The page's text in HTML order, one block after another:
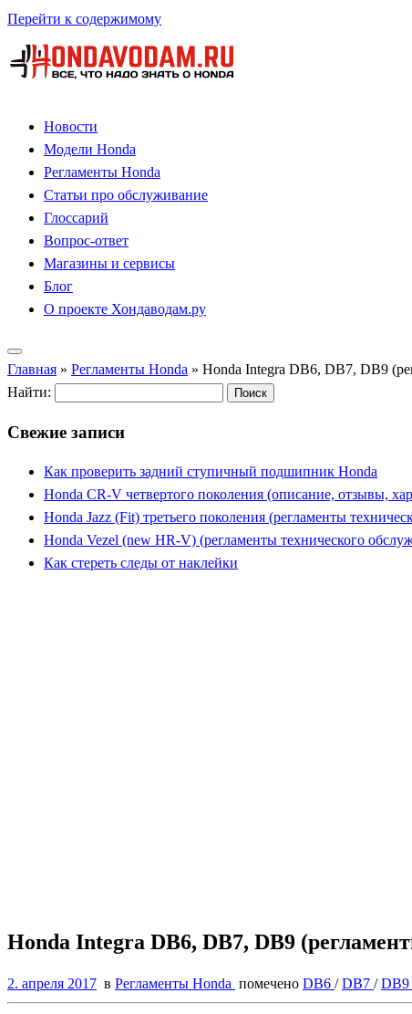
Перейти к содержимому
Новости
Модели Honda
Регламенты Honda
Статьи про обслуживание
Глоссарий
Вопрос-ответ
Магазины и сервисы
Блог
О проекте Хондаводам.ру
Главная » Регламенты Honda » Honda Integra DB6, DB7, DB9
Найти:
Свежие записи
Как проверить задний ступичный подшипник Honda
Honda CR-V четвертого поколения (описание, отзывы,
Honda Jazz (Fit) третьего поколения (регламенты
Honda Vezel (new HR-V) (регламенты технического
Как стереть следы от наклейки
Honda Integra DB6, DB7, DB9
2. апреля 2017 в Регламенты Honda помечено DB6 /DB7 /DB9